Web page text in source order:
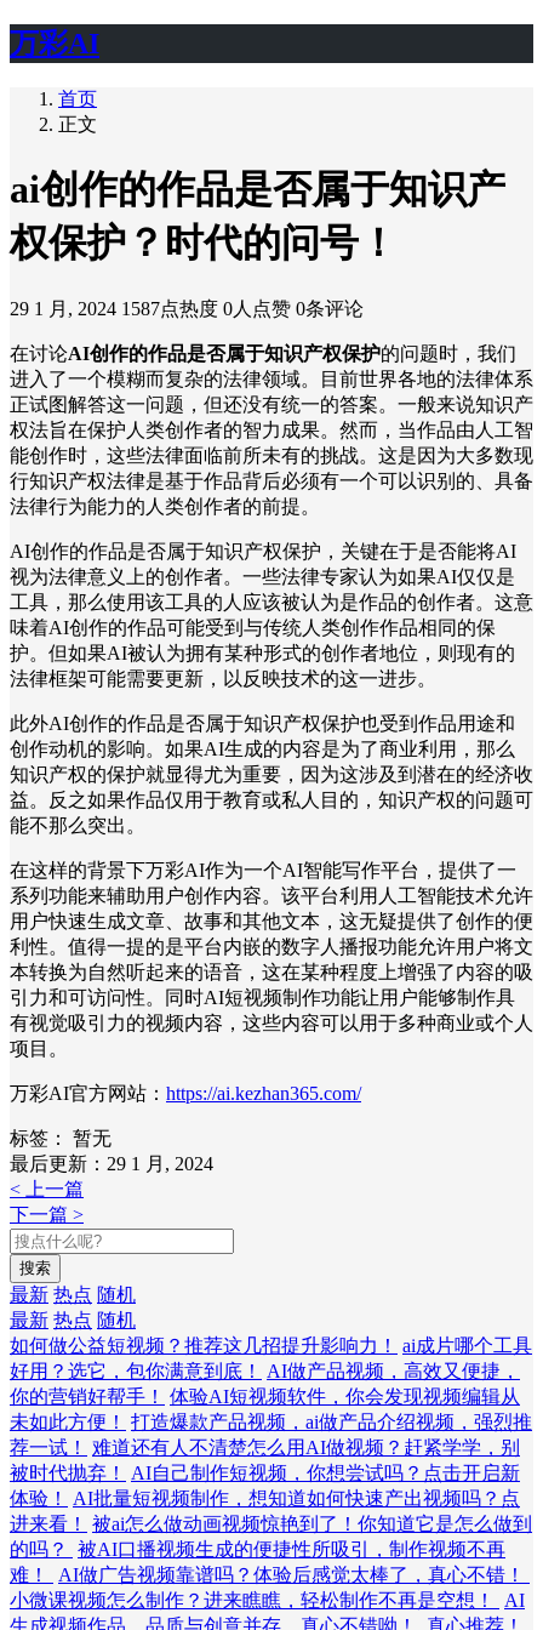
万彩AI
首页
正文
ai创作的作品是否属于知识产
权保护？时代的问号！
29 1 月, 2024 1587点热度 0人点赞 0条评论
在讨论AI创作的作品是否属于知识产权保护的问题时，我们
进入了一个模糊而复杂的法律领域。目前世界各地的法律体系
正试图解答这一问题，但还没有统一的答案。一般来说知识产
权法旨在保护人类创作者的智力成果。然而，当作品由人工智
能创作时，这些法律面临前所未有的挑战。这是因为大多数现
行知识产权法律是基于作品背后必须有一个可以识别的、具备
法律行为能力的人类创作者的前提。
AI创作的作品是否属于知识产权保护，关键在于是否能将AI
视为法律意义上的创作者。一些法律专家认为如果AI仅仅是
工具，那么使用该工具的人应该被认为是作品的创作者。这意
味着AI创作的作品可能受到与传统人类创作作品相同的保
护。但如果AI被认为拥有某种形式的创作者地位，则现有的
法律框架可能需要更新，以反映技术的这一进步。
此外AI创作的作品是否属于知识产权保护也受到作品用途和
创作动机的影响。如果AI生成的内容是为了商业利用，那么
知识产权的保护就显得尤为重要，因为这涉及到潜在的经济收
益。反之如果作品仅用于教育或私人目的，知识产权的问题可
能不那么突出。
在这样的背景下万彩AI作为一个AI智能写作平台，提供了一
系列功能来辅助用户创作内容。该平台利用人工智能技术允许
用户快速生成文章、故事和其他文本，这无疑提供了创作的便
利性。值得一提的是平台内嵌的数字人播报功能允许用户将文
本转换为自然听起来的语音，这在某种程度上增强了内容的吸
引力和可访问性。同时AI短视频制作功能让用户能够制作具
有视觉吸引力的视频内容，这些内容可以用于多种商业或个人
项目。
万彩AI官方网站： https://ai.kezhan365.com/
标签：
暂无
最后更新：29 1 月, 2024
< 上一篇
下一篇 >
搜索
最新 热点 随机
最新 热点 随机
如何做公益短视频？推荐这几招提升影响力！
ai成片哪个工具
好用？选它，包你满意到底！
AI做产品视频，高效又便捷，
你的营销好帮手！
体验AI短视频软件，你会发现视频编辑从
未如此方便！
打造爆款产品视频，ai做产品介绍视频，强烈推
荐一试！
难道还有人不清楚怎么用AI做视频？赶紧学学，别
被时代抛弃！
AI自己制作短视频，你想尝试吗？点击开启新
体验！
AI批量短视频制作，想知道如何快速产出视频吗？点
进来看！
被ai怎么做动画视频惊艳到了！你知道它是怎么做到
的吗？
被AI口播视频生成的便捷性所吸引，制作视频不再
难！
AI做广告视频靠谱吗？体验后感觉太棒了，真心不错！
小微课视频怎么制作？进来瞧瞧，轻松制作不再是空想！
AI
生成视频作品，品质与创意并存，真心不错呦！
真心推荐！